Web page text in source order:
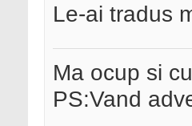
Le-ai tradus
Ma ocup si
PS:Vand